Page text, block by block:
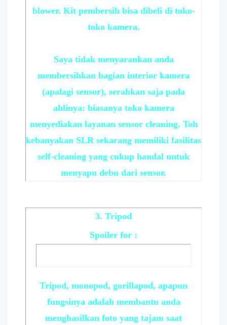
blower. Kit pembersih bisa dibeli di toko-
toko kamera.
Saya tidak menyarankan anda
membersihkan bagian interior kamera
(apalagi sensor), serahkan saja pada
ahlinya: biasanya toko kamera
menyediakan layanan sensor cleaning. Toh
kebanyakan SLR sekarang memiliki fasilitas
self-cleaning yang cukup handal untuk
menyapu debu dari sensor.
3. Tripod
Spoiler for :
Tripod, monopod, gorillapod, apapun
fungsinya adalah membantu anda
menghasilkan foto yang tajam saat